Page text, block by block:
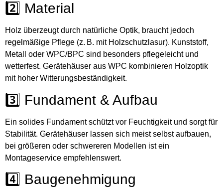
2️⃣ Material
Holz überzeugt durch natürliche Optik, braucht jedoch
regelmäßige Pflege (z. B. mit Holzschutzlasur). Kunststoff,
Metall oder WPC/BPC sind besonders pflegeleicht und
wetterfest. Gerätehäuser aus WPC kombinieren Holzoptik
mit hoher Witterungsbeständigkeit.
3️⃣ Fundament & Aufbau
Ein solides Fundament schützt vor Feuchtigkeit und sorgt für
Stabilität. Gerätehäuser lassen sich meist selbst aufbauen,
bei größeren oder schwereren Modellen ist ein
Montageservice empfehlenswert.
4️⃣ Baugenehmigung